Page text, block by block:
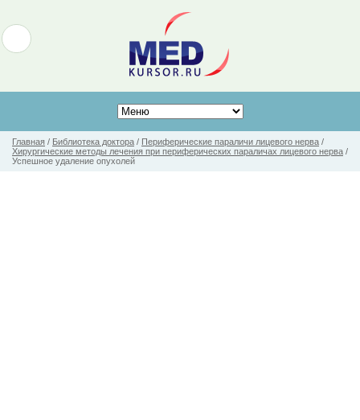
Главная / Библиотека доктора / Периферические параличи лицевого нерва /
Хирургические методы лечения при периферических параличах лицевого нерва /
Успешное удаление опухолей